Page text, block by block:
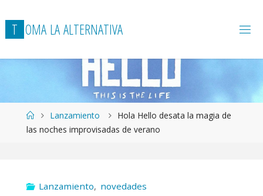
T OMA LAALTERNATIVA
Página
de
Lanzamiento
Hola Hello desata la magia de
las noches improvisadas de verano
Lanzamiento, novedades